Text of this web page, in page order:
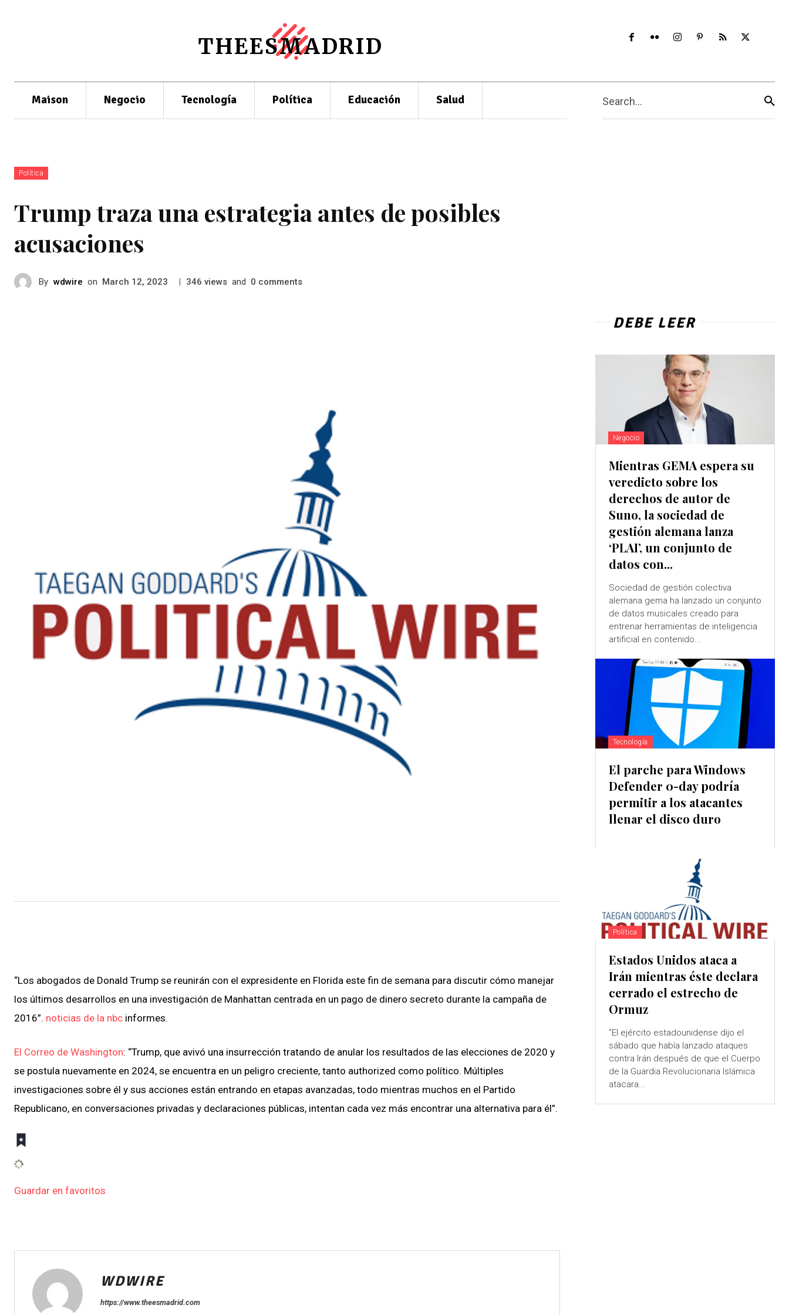
THEESMADRID
Maison Negocio Tecnología Política Educación Salud Search...
Política
Trump traza una estrategia antes de posibles
acusaciones
By wdwire on March 12, 2023 | 346 views and 0 comments
“Los abogados de Donald Trump se reunirán con el expresidente en Florida este fin de semana para discutir cómo manejar
los últimos desarrollos en una investigación de Manhattan centrada en un pago de dinero secreto durante la campaña de
2016”. noticias de la nbc informes.
El Correo de Washington: “Trump, que avivó una insurrección tratando de anular los resultados de las elecciones de 2020 y
se postula nuevamente en 2024, se encuentra en un peligro creciente, tanto authorized como político. Múltiples
investigaciones sobre él y sus acciones están entrando en etapas avanzadas, todo mientras muchos en el Partido
Republicano, en conversaciones privadas y declaraciones públicas, intentan cada vez más encontrar una alternativa para él”.
Guardar en favoritos
WDWIRE
https://www.theesmadrid.com
DEBE LEER
Negocio
Mientras GEMA espera su
veredicto sobre los
derechos de autor de
Suno, la sociedad de
gestión alemana lanza
‘PLAI’, un conjunto de
datos con...
Sociedad de gestión colectiva
alemana gema ha lanzado un conjunto
de datos musicales creado para
entrenar herramientas de inteligencia
artificial en contenido...
Tecnología
El parche para Windows
Defender 0-day podría
permitir a los atacantes
llenar el disco duro
Política
Estados Unidos ataca a
Irán mientras éste declara
cerrado el estrecho de
Ormuz
"El ejército estadounidense dijo el
sábado que había lanzado ataques
contra Irán después de que el Cuerpo
de la Guardia Revolucionaria Islámica
atacara...